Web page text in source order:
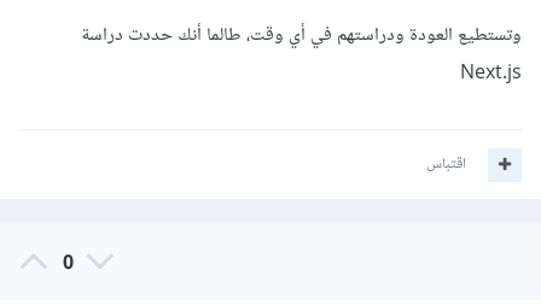
وتستطيع العودة ودراستهم في أي وقت، طالما أنك حددت دراسة
Next.js
اقتباس
0